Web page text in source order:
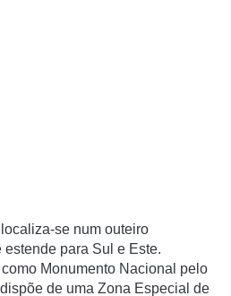
localiza-se num outeiro
para Sul e Este.
Monumento Nacional pelo
de uma Zona Especial de